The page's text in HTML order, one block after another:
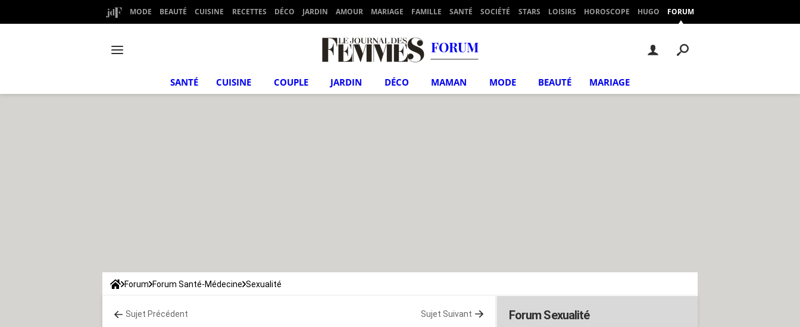
MODE BEAUTÉ CUISINE RECETTES DÉCO JARDIN AMOUR MARIAGE FAMILLE SANTÉ SOCIÉTÉ STARS LOISIRS HOROSCOPE HUGO FORUM
FORUM
SANTÉ CUISINE COUPLE JARDIN DÉCO MAMAN MODE BEAUTÉ MARIAGE
Forum Forum Santé-Médecine Sexualité
Sujet Précédent Sujet Suivant Forum Sexualité